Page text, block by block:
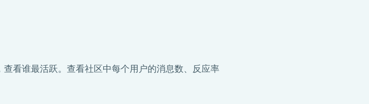
看谁最活跃。查看社区中每个用户的消息数、反应率